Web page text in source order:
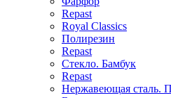
Repast
Royal Classics
Полирезин
Repast
Стекло. Бамбук
Repast
Нержавеющая сталь.